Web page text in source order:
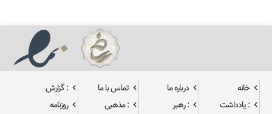
خانه درباره ما تماس با ما
: گزارش
: یادداشت
: رهبر : مذهبی
روزنامه